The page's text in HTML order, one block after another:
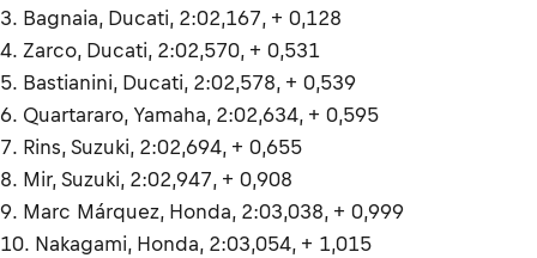
3. Bagnaia, Ducati, 2:02,167, + 0,128
4. Zarco, Ducati, 2:02,570, + 0,531
5. Bastianini, Ducati, 2:02,578, + 0,539
6. Quartararo, Yamaha, 2:02,634, + 0,595
7. Rins, Suzuki, 2:02,694, + 0,655
8. Mir, Suzuki, 2:02,947, + 0,908
9. Marc Márquez, Honda, 2:03,038, + 0,999
10. Nakagami, Honda, 2:03,054, + 1,015